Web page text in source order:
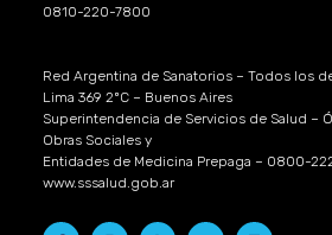
0810-220-7800
Red Argentina de Sanatorios – Todos los
Lima 369 2ºC – Buenos Aires
Superintendencia de Servicios de Salud –
Obras Sociales y
Entidades de Medicina Prepaga – 0800-
www.sssalud.gob.ar